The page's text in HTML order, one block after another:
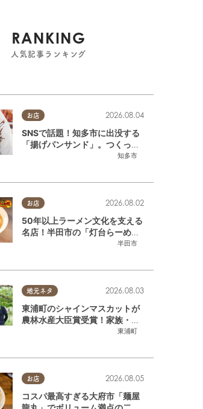
RANKING
人気記事ランキング
お店
知多市
2026.08.04
SNSで話題！知多市に出没する
「揚げパンサンド」。つくって
いるのはお祭りお兄さん!?【ち
お店
半田市
2026.08.02
50年以上ラーメン文化を支える
名店！半田市の「灯台らーめん
半田店」へ【熱血ラーメン伝 8
地元ネタ
東浦町
2026.08.03
東浦町のシャインマスカットが
農林水産大臣賞受賞！家族・仲
間と歩んだ「水野農園」ブドウ
お店 2026.08.05
コスパ最高すぎる大府市「麺屋